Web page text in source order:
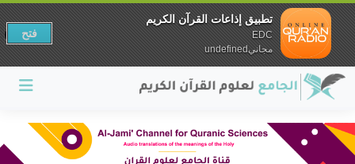
تطبيق إذاعات القرآن الكريم
EDC
مجانيundefined
فتح